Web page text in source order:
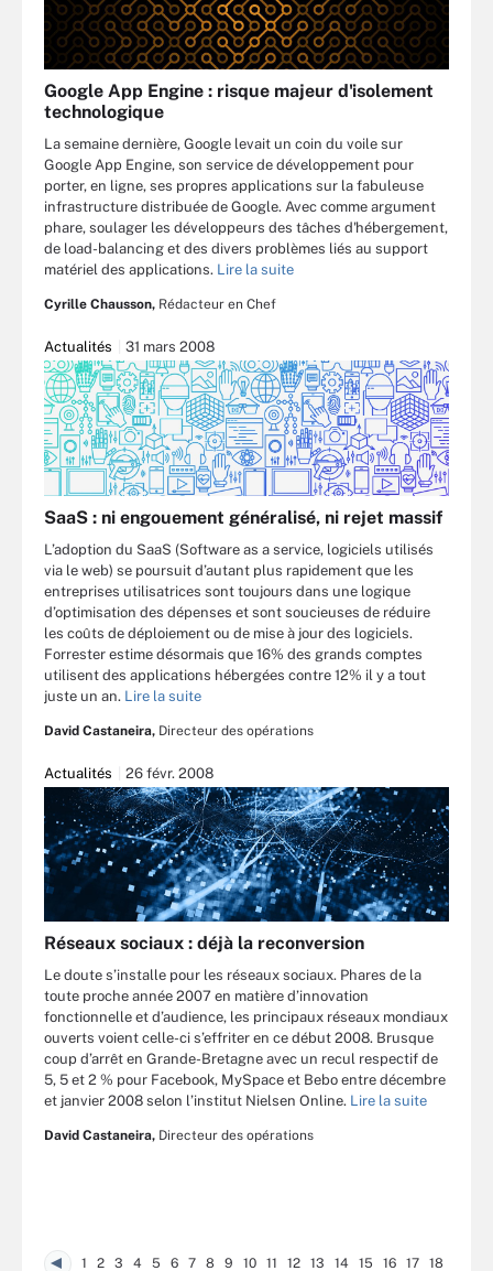
Google App Engine : risque majeur d'isolement
technologique
La semaine dernière, Google levait un coin du voile sur
Google App Engine, son service de développement pour
porter, en ligne, ses propres applications sur la fabuleuse
infrastructure distribuée de Google. Avec comme argument
phare, soulager les développeurs des tâches d'hébergement,
de load-balancing et des divers problèmes liés au support
matériel des applications. Lire la suite
Cyrille Chausson, Rédacteur en Chef
Actualités 31 mars 2008
SaaS : ni engouement généralisé, ni rejet massif
L’adoption du SaaS (Software as a service, logiciels utilisés
via le web) se poursuit d’autant plus rapidement que les
entreprises utilisatrices sont toujours dans une logique
d’optimisation des dépenses et sont soucieuses de réduire
les coûts de déploiement ou de mise à jour des logiciels.
Forrester estime désormais que 16% des grands comptes
utilisent des applications hébergées contre 12% il y a tout
juste un an. Lire la suite
David Castaneira, Directeur des opérations
Actualités 26 févr. 2008
Réseaux sociaux : déjà la reconversion
Le doute s’installe pour les réseaux sociaux. Phares de la
toute proche année 2007 en matière d’innovation
fonctionnelle et d’audience, les principaux réseaux mondiaux
ouverts voient celle-ci s’effriter en ce début 2008. Brusque
coup d’arrêt en Grande-Bretagne avec un recul respectif de
5, 5 et 2 % pour Facebook, MySpace et Bebo entre décembre
et janvier 2008 selon l’institut Nielsen Online. Lire la suite
David Castaneira, Directeur des opérations
1 2 3 4 5 6 7 8 9 10 11 12 13 14 15 16 17 18